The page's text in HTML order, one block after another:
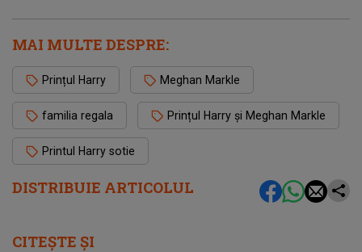
DISTRIBUIE ARTICOLUL
MAI MULTE DESPRE:
Prințul Harry Meghan Markle
familia regala Prințul Harry și Meghan Markle
Printul Harry sotie
CITEȘTE ȘI